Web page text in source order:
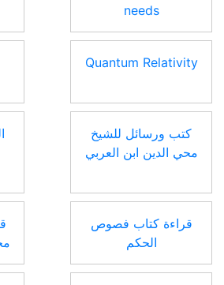
needs
Quantum Relativity
كتب ورسائل للشيخ
محي الدين ابن العربي
قراءة كتاب فصوص
الحكم